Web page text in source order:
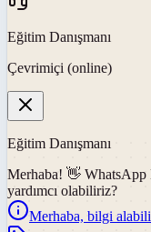
Eğitim Danışmanı
Çevrimiçi (online)
Eğitim Danışmanı
Merhaba! 👋 WhatsApp
yardımcı olabiliriz?
Merhaba, bilgi